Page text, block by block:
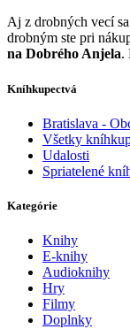
Aj z drobných vecí
drobným ste pri
na Dobrého Anjela.
Kníhkupectvá
Bratislava -
Všetky
Udalosti
Spriatelené
Kategórie
Knihy
E-knihy
Audioknihy
Hry
Filmy
Doplnky